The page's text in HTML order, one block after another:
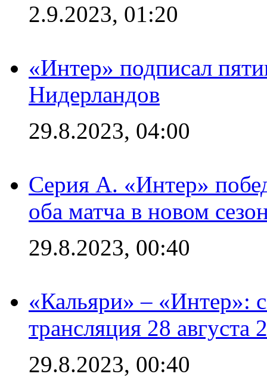
2.9.2023, 01:20
«Интер» подписал
Нидерландов
29.8.2023, 04:00
Серия А. «Интер»
оба матча в новом
29.8.2023, 00:40
«Кальяри» – «Интер»:
трансляция 28 августа
29.8.2023, 00:40